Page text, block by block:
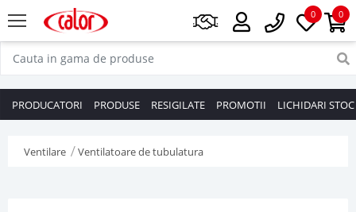
0
0
PRODUCATORI PRODUSE RESIGILATE PROMOTII LICHIDARI STOC
Ventilare Ventilatoare de tubulatura